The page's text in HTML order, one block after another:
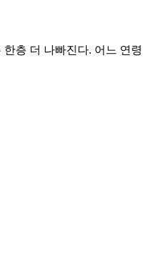
층 더 나빠진다. 어느 연령